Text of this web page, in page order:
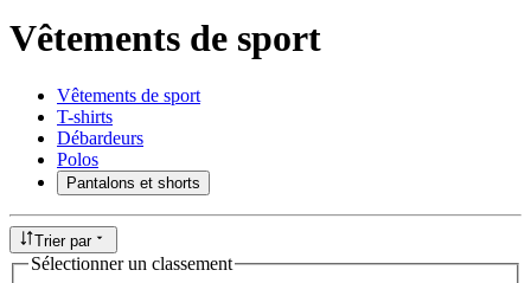
Vêtements de sport
Vêtements de sport
T-shirts
Débardeurs
Polos
Pantalons et shorts
Trier par
Sélectionner un classement